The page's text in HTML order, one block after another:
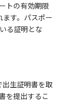
トの有効期限
す。パスポー
る証明とな
生証明書を取
を提出するこ